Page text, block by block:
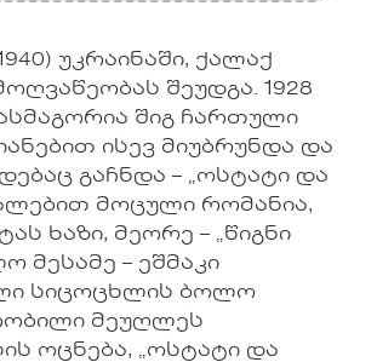
უკრაინაში, ქალაქ
შეუდგა. 1928
შიგ ჩართული
ისევ მიუბრუნდა და
გაჩნდა – „ოსტატი და
მოცული რომანია,
ხაზი, მეორე – „წიგნი
მესამე – ეშმაკი
სიცოცხლის ბოლო
მეუღლეს
ოცნება, „ოსტატი და